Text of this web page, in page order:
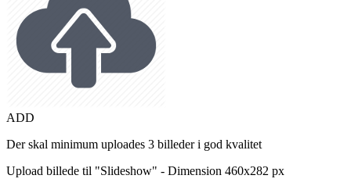
ADD
Der skal minimum uploades 3 billeder i god kvalitet
Upload billede til "Slideshow" - Dimension 460x282 px